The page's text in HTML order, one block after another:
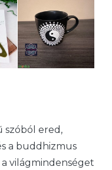
szóból ered,
a buddhizmus
világmindenséget